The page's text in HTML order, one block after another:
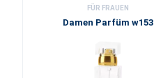
FÜR FRAUEN
Damen Parfüm w153